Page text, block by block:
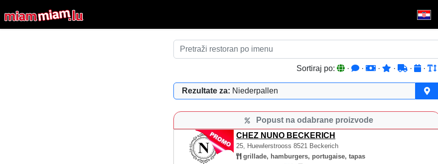
Sortiraj po: · · · · · ·
Rezultate za: Niederpallen
Popust na odabrane proizvode
CHEZ NUNO BECKERICH
25, Huewlerstrooss 8521 Beckerich
grillade, hamburgers, portugaise, tapas